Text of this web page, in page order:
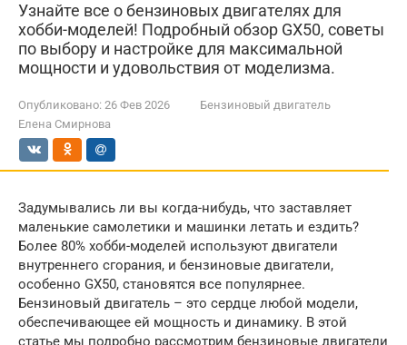
Узнайте все о бензиновых двигателях для
хобби-моделей! Подробный обзор GX50, советы
по выбору и настройке для максимальной
мощности и удовольствия от моделизма.
Опубликовано: 26 Фев 2026
Бензиновый двигатель
Елена Смирнова
Задумывались ли вы когда-нибудь, что заставляет
маленькие самолетики и машинки летать и ездить?
Более 80% хобби-моделей используют двигатели
внутреннего сгорания, и бензиновые двигатели,
особенно GX50, становятся все популярнее.
Бензиновый двигатель – это сердце любой модели,
обеспечивающее ей мощность и динамику. В этой
статье мы подробно рассмотрим бензиновые двигатели